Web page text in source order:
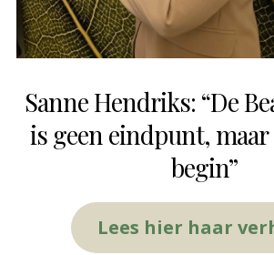
Sanne Hendriks: “De
is geen eindpunt,
begin”
Lees hier haar